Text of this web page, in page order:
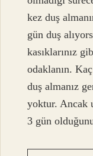
kez duş
gün duş
kasıklarınız
odaklanın.
duş almanız
yoktur. Ancak
3 gün